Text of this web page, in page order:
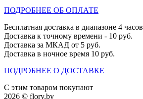
ПОДРОБНЕЕ ОБ ОПЛАТЕ
Бесплатная доставка в диапазоне 4 часов
Доставка к точному времени - 10 руб.
Доставка за МКАД от 5 руб.
Доставка в ночное время 10 руб.
ПОДРОБНЕЕ О ДОСТАВКЕ
С этим товаром покупают
2026 © flory.by